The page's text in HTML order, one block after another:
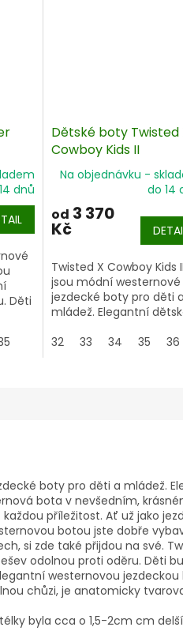
dnů
Děti
a
Dětské boty Twisted
Cowboy Kids II
Na objednávku -
do 14
od 3 370
Kč
Twisted X Cowboy Kids II
jsou módní westernové
jezdecké boty pro děti a
mládež. Elegantní
výrazným bílým
32 33 34 35 36
boty pro děti a mládež.
bota v nevšedním,
příležitost. Ať už jako
botou jste dobře
si zde také přijdou na své.
odolnou proti oděru. Děti
westernovou jezdeckou
chůzi, je anatomicky
byla cca o 1,5-2cm cm